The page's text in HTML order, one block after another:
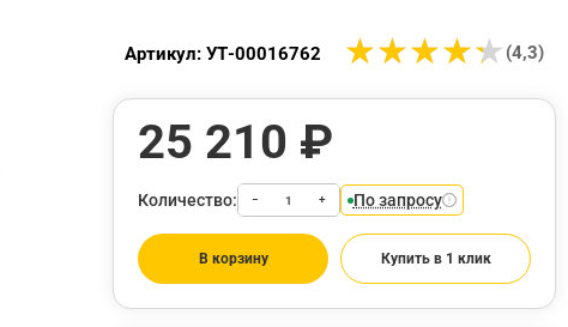
★★★★★
★★★★★ (4,3)
Артикул: УТ-00016762
25 210 ₽
Количество: − + По запросу
В корзину Купить в 1 клик